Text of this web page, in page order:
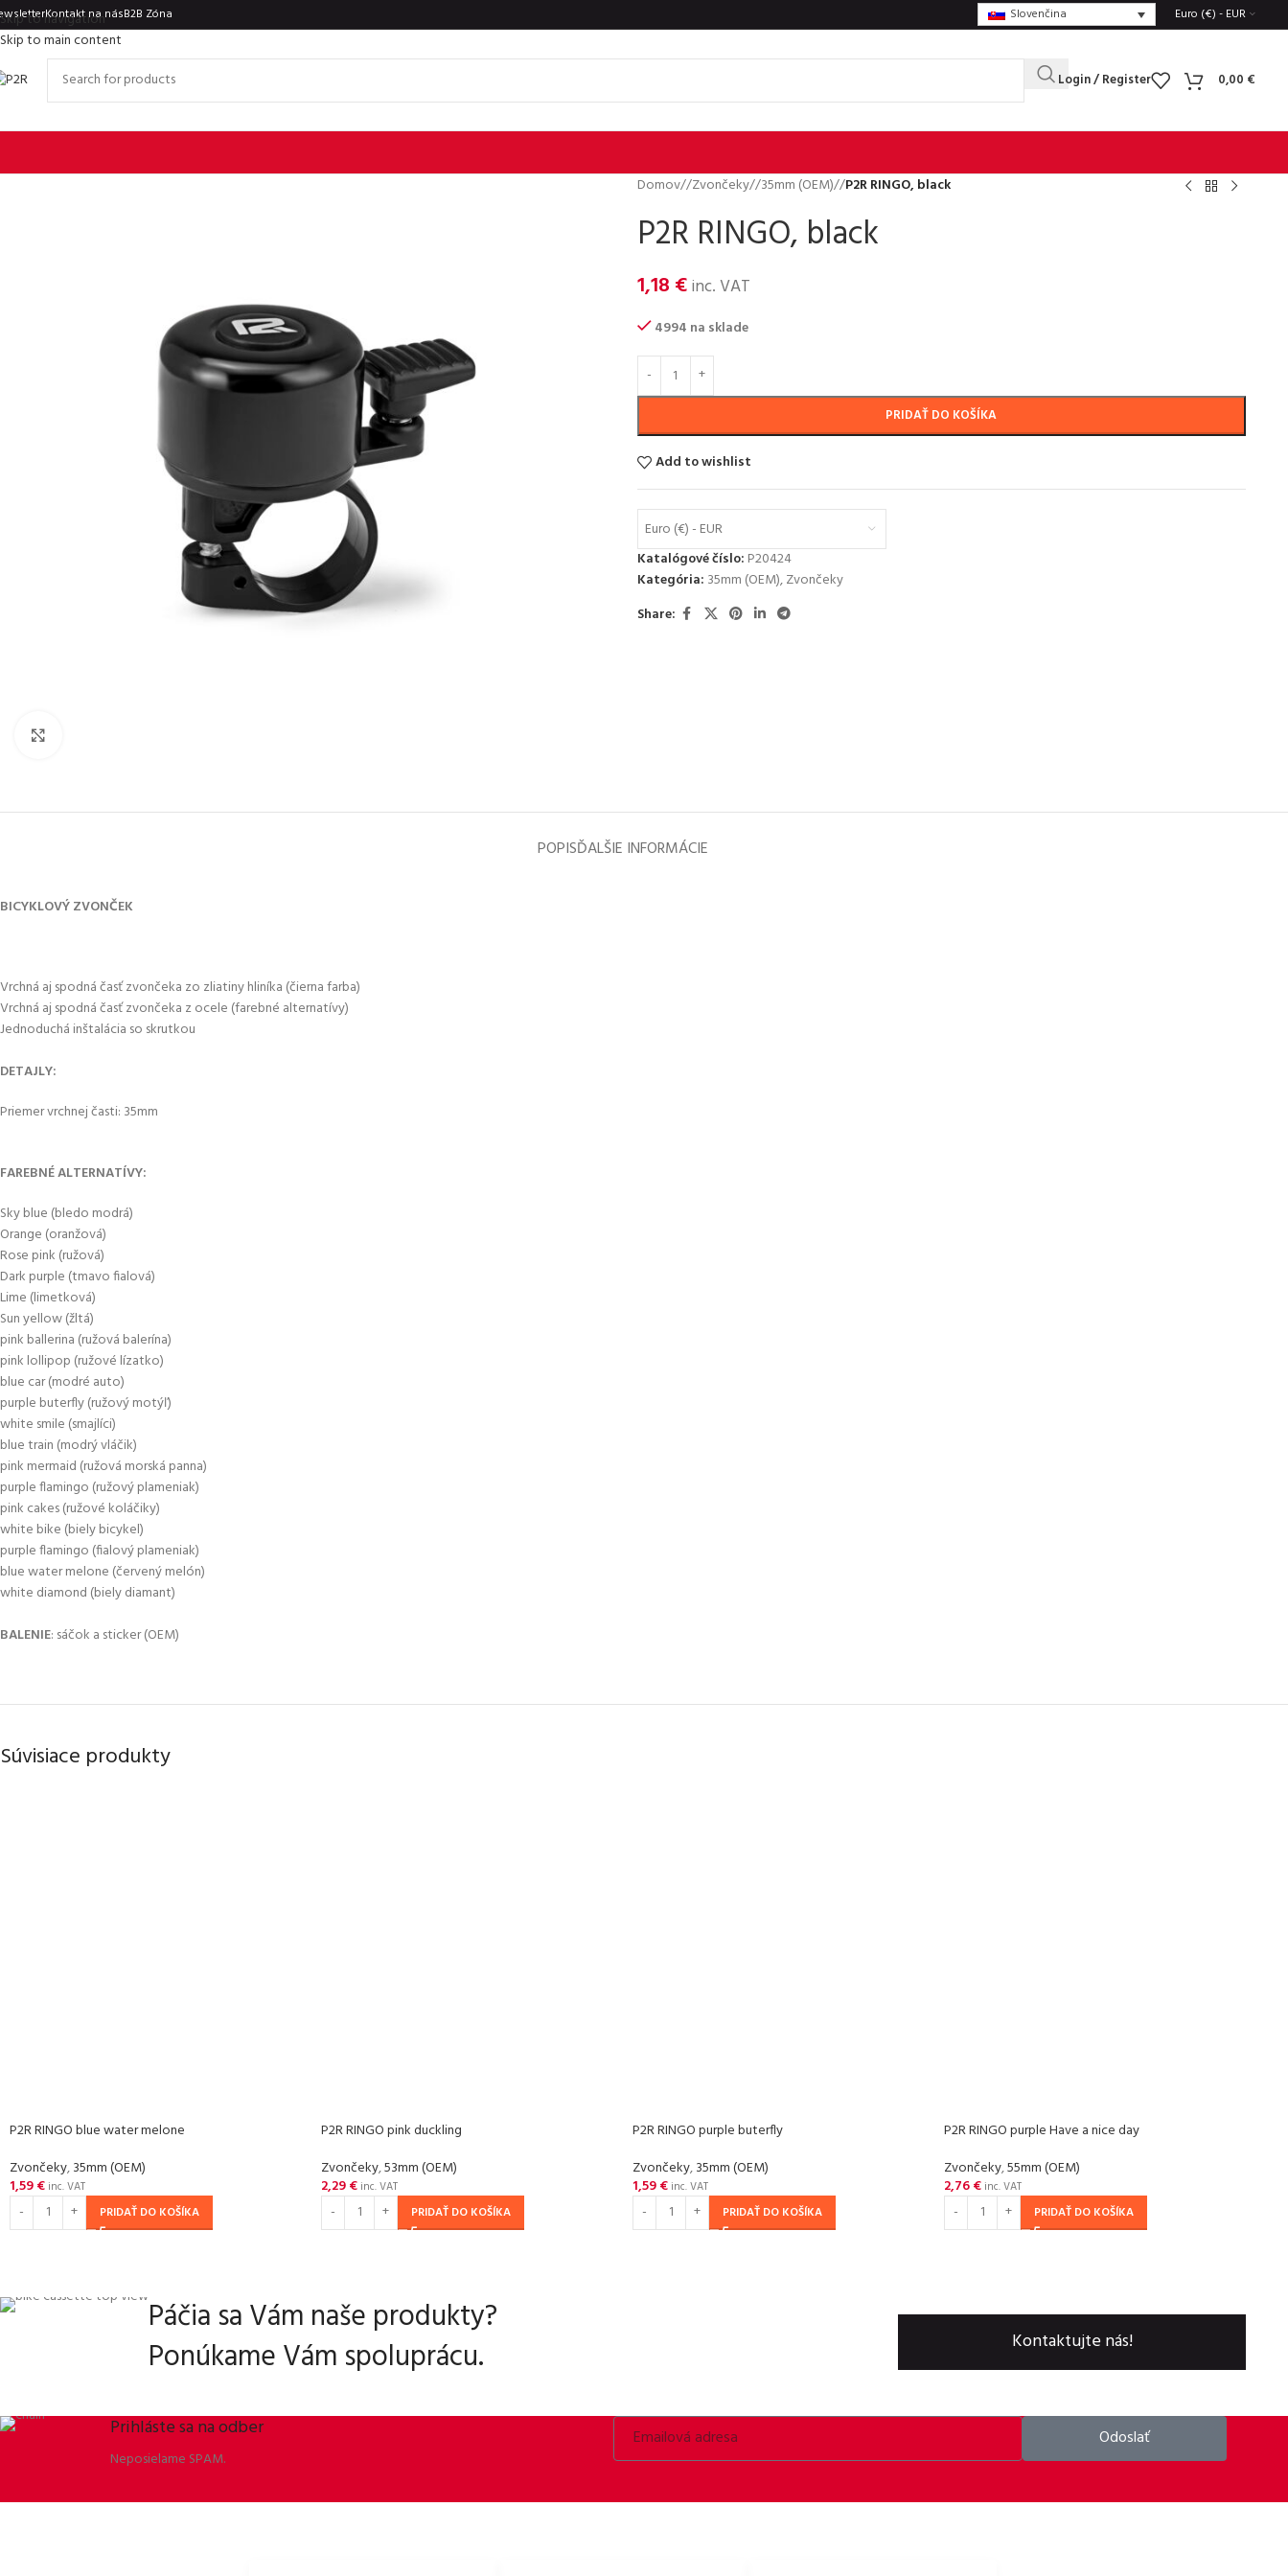
Skip to navigation
Skip to main content
Kontakt na násB2B Zóna Slovenčina Euro (€) - EUR
Login / Register 0,00 €
Domov/ Zvončeky/ 35mm (OEM)/ P2R RINGO, black
P2R RINGO, black
1,18 €inc. VAT
4994 na sklade
PRIDAŤ DO KOŠÍKA
Add to wishlist
Euro (€) - EUR
Katalógové číslo: P20424
Kategória: 35mm (OEM),Zvončeky
Share:
POPISĎALŠIE INFORMÁCIE
BICYKLOVÝ ZVONČEK
Vrchná aj spodná časť zvončeka zo zliatiny hliníka (čierna farba)
Vrchná aj spodná časť zvončeka z ocele (farebné alternatívy)
Jednoduchá inštalácia so skrutkou
DETAJLY:
Priemer vrchnej časti: 35mm
FAREBNÉ ALTERNATÍVY:
Sky blue (bledo modrá)
Orange (oranžová)
Rose pink (ružová)
Dark purple (tmavo fialová)
Lime (limetková)
Sun yellow (žltá)
pink ballerina (ružová balerína)
pink lollipop (ružové lízatko)
blue car (modré auto)
purple buterfly (ružový motýľ)
white smile (smajlíci)
blue train (modrý vláčik)
pink mermaid (ružová morská panna)
purple flamingo (ružový plameniak)
pink cakes (ružové koláčiky)
white bike (biely bicykel)
purple flamingo (fialový plameniak)
blue water melone (červený melón)
white diamond (biely diamant)
BALENIE: sáčok a sticker (OEM)
Súvisiace produkty
P2R RINGO blue water melone
Zvončeky,35mm (OEM)
1,59€ inc. VAT
PRIDAŤ DO KOŠÍKA
P2R RINGO pink duckling
Zvončeky,53mm (OEM)
2,29€ inc. VAT
PRIDAŤ DO KOŠÍKA
P2R RINGO purple buterfly
Zvončeky,35mm (OEM)
1,59€ inc. VAT
PRIDAŤ DO KOŠÍKA
P2R RINGO purple Have a nice day
Zvončeky,55mm (OEM)
2,76€ inc. VAT
PRIDAŤ DO KOŠÍKA
Páčia sa Vám naše produkty?
Ponúkame Vám spoluprácu.
Kontaktujte nás!
Prihláste sa na odber
Neposielame SPAM.
Odoslať